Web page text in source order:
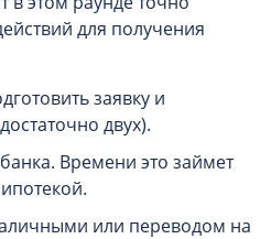
для получения
заявку и
двух).
Времени это займет
или переводом на